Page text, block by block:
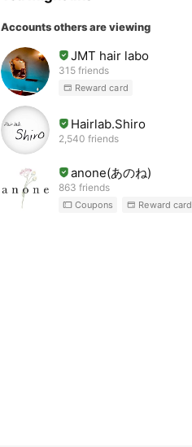
Accounts others are viewing
JMT hair labo
315 friends
Reward card
Hairlab.Shiro
2,540 friends
anone(あのね)
863 friends
Coupons Reward card